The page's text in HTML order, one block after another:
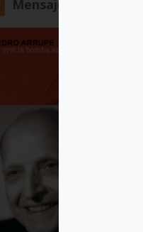
Mensajero